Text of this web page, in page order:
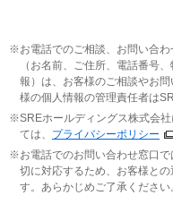
お電話でのご相談、お問い合
（お名前、ご住所、電話番号
報）は、お客様のご相談やお
様の個人情報の管理責任者は
SREホールディングス株式会
ては、 プライバシーポリシー
お電話でのお問い合わせ窓口
切に対応するため、お客様と
す。あらかじめご了承ください